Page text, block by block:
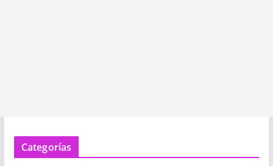
Categorías